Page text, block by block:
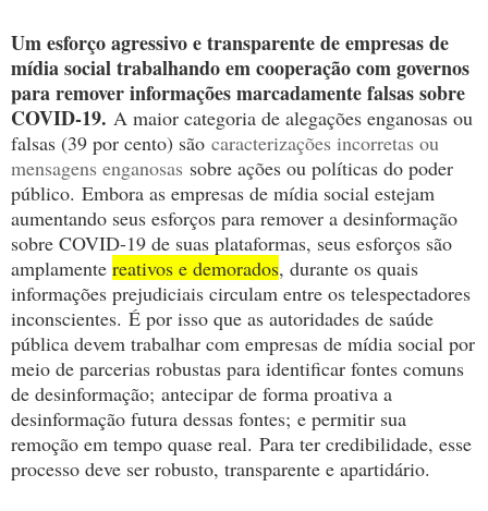
Um esforço agressivo e transparente de empresas de
mídia social trabalhando em cooperação com governos
para remover informações marcadamente falsas sobre
COVID-19. A maior categoria de alegações enganosas ou
falsas (39 por cento) são caracterizações incorretas ou
mensagens enganosas sobre ações ou políticas do poder
público. Embora as empresas de mídia social estejam
aumentando seus esforços para remover a desinformação
sobre COVID-19 de suas plataformas, seus esforços são
amplamente reativos e demorados, durante os quais
informações prejudiciais circulam entre os telespectadores
inconscientes. É por isso que as autoridades de saúde
pública devem trabalhar com empresas de mídia social por
meio de parcerias robustas para identificar fontes comuns
de desinformação; antecipar de forma proativa a
desinformação futura dessas fontes; e permitir sua
remoção em tempo quase real. Para ter credibilidade, esse
processo deve ser robusto, transparente e apartidário.